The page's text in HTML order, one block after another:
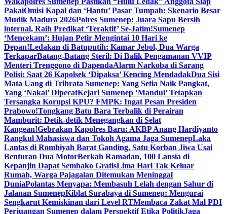
PakaiOmisi Kapal dan ‘Hantu’ Pasar Tumpah: Skenario Besar
Mudik Madura 2026Polres Sumenep: Juara Sapu Bersih
internal, Raih Predikat ‘Teraktif’ Se-Jatim!Sumenep
‘Mencekam’: Hujan Petir Mengintai 10 Hari ke
Depan!Ledakan di Batuputih: Kamar Jebol, Dua Warga
TerkaparBatang-Batang Steril: Di Balik Pengamanan VVIP
Menteri Trenggono di DapendaAlarm Narkoba di Sarang
Polisi: Saat 26 Kapolsek ‘Dipaksa’ Kencing MendadakDua Sisi
Mata Uang di Tribrata Sumenep: Yang Setia Naik Pangkat,
Yang ‘Nakal’ DipecatKejari Sumenep ‘Mandul’ Tetapkan
Tersangka Korupsi KPU? FMPK: Ingat Pesan Presiden
Prabowo!Tongkang Batu Bara Terbalik di Perairan
Mamburit: Detik-detik Menegangkan di Selat
Kangean!Gebrakan Kapolres Baru: AKBP Anang Hardiyanto
Rangkul Mahasiswa dan Tokoh Agama Jaga SumenepLaka
Lantas di Rombiyah Barat Ganding, Satu Korban Jiwa Usai
Benturan Dua MotorBerkah Ramadan, 100 Lansia di
Kepanjin Dapat Sembako GratisLima Hari Tak Keluar
Rumah, Warga Pajagalan Ditemukan Meninggal
DuniaPolantas Menyapa: Membasuh Lelah dengan Sahur di
Jalanan SumenepKiblat Surabaya di Sumenep: Mengurai
Sengkarut Kemiskinan dari Level RTMembaca Zakat Mal PDI
Perjuangan Sumenep dalam Perspektif Etika PolitikJaga